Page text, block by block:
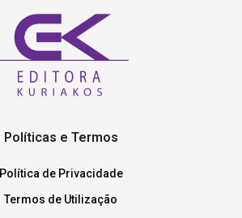
Políticas e Termos
Política de Privacidade
Termos de Utilização